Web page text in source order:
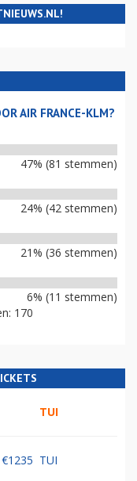
AIR FRANCE-KLM?
47% (81 stemmen)
24% (42 stemmen)
21% (36 stemmen)
6% (11 stemmen)
170
TUI
TUI